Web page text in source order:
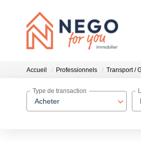
Accueil Professionnels Transport /
Acheter
Type de transaction